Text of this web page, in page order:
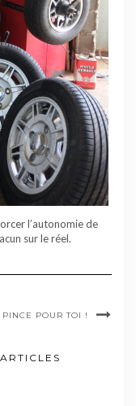
l’autonomie de
sur le réel.
PINCE POUR TOI !